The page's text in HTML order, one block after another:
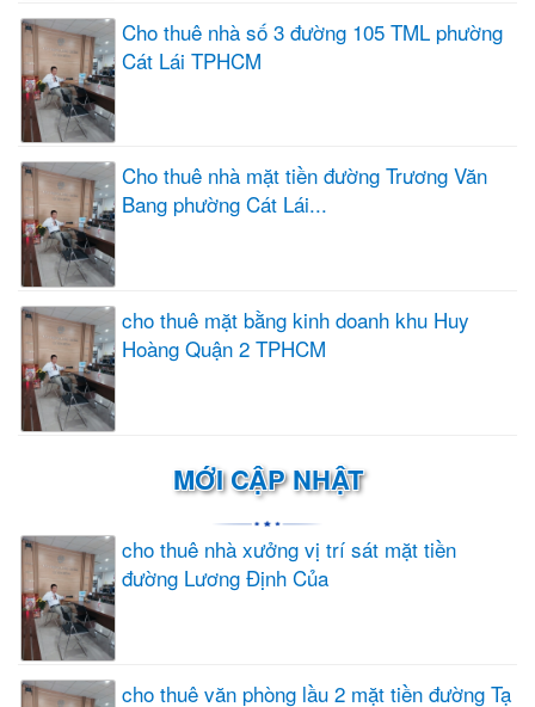
Cho thuê nhà số 3 đường 105 TML phường
Cát Lái TPHCM
Cho thuê nhà mặt tiền đường Trương Văn
Bang phường Cát Lái...
cho thuê mặt bằng kinh doanh khu Huy
Hoàng Quận 2 TPHCM
MỚI CẬP NHẬT
cho thuê nhà xưởng vị trí sát mặt tiền
đường Lương Định Của
cho thuê văn phòng lầu 2 mặt tiền đường Tạ